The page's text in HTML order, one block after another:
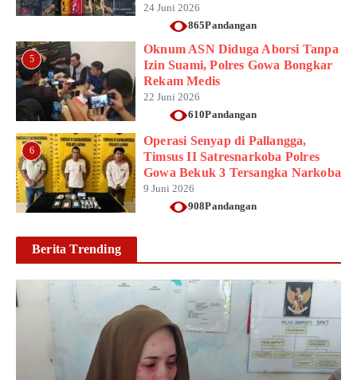
24 Juni 2026
865Pandangan
5
Oknum ASN Diduga Aborsi Tanpa
Izin Suami, Polres Gowa Bongkar
Rekam Medis
22 Juni 2026
610Pandangan
6
Operasi Senyap di Pallangga,
Timsus II Satresnarkoba Polres
Gowa Bekuk 3 Tersangka Narkoba
9 Juni 2026
908Pandangan
Berita Trending